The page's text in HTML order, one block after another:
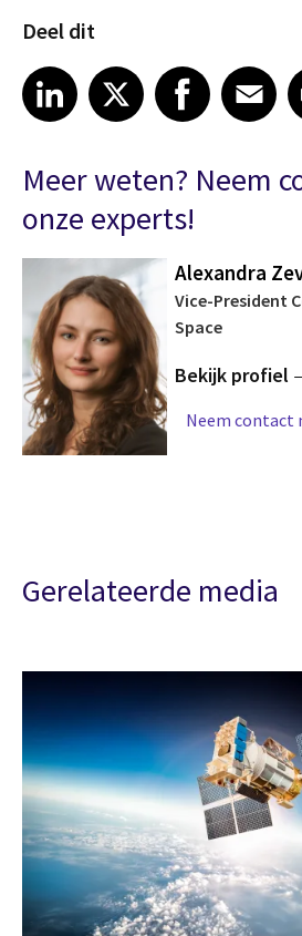
Deel dit
Share article on LinkedIn
LinkedIn
Share article on XShare article on Facebook
Facebook
Share article on
Email
Meer weten? Neem
onze experts!
Alexandra
Vice-President
Space
Bekijk profiel
Neem contact
Gerelateerde media